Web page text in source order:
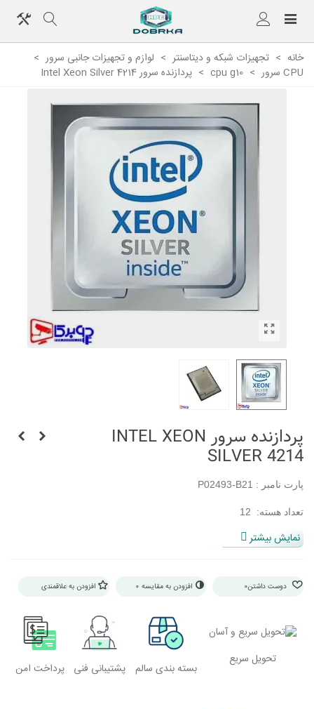
خانه > تجهیزات شبکه و دیتاسنتر > لوازم و تجهیزات جانبی سرور >
CPU سرور
>
cpu g10
> پردازنده سرور Intel Xeon Silver 4214
پردازنده سرور INTEL XEON
SILVER 4214
پارت نامبر : P02493-B21
تعداد هسته: 12
ظرفیت حافظه : 1ترابایت
سازگار با سرور : سرور های نسل 10
نمایش بیشتر
دوست داشتن0 افزودن به مقایسه 0 افزودن به علاقمندی
تحویل سریع
بسته بندی سالم پشتیبانی فنی پرداخت امن